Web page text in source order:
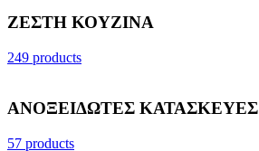
ΖΕΣΤΗ ΚΟΥΖΙΝΑ
249 products
ΑΝΟΞΕΙΔΩΤΕΣ ΚΑΤΑΣΚΕΥΕΣ
57 products